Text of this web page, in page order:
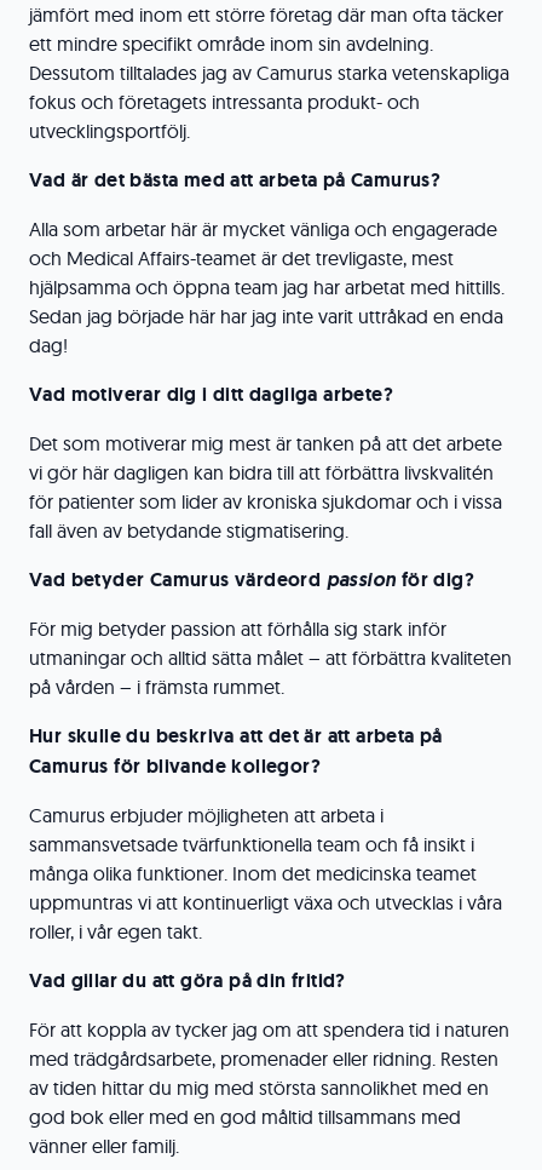
jämfört med inom ett större företag där man ofta täcker
ett mindre specifikt område inom sin avdelning.
Dessutom tilltalades jag av Camurus starka vetenskapliga
fokus och företagets intressanta produkt- och
utvecklingsportfölj.
Vad är det bästa med att arbeta på Camurus?
Alla som arbetar här är mycket vänliga och engagerade
och Medical Affairs-teamet är det trevligaste, mest
hjälpsamma och öppna team jag har arbetat med hittills.
Sedan jag började här har jag inte varit uttråkad en enda
dag!
Vad motiverar dig i ditt dagliga arbete?
Det som motiverar mig mest är tanken på att det arbete
vi gör här dagligen kan bidra till att förbättra livskvalitén
för patienter som lider av kroniska sjukdomar och i vissa
fall även av betydande stigmatisering.
Vad betyder Camurus värdeord passion för dig?
För mig betyder passion att förhålla sig stark inför
utmaningar och alltid sätta målet – att förbättra kvaliteten
på vården – i främsta rummet.
Hur skulle du beskriva att det är att arbeta på
Camurus för blivande kollegor?
Camurus erbjuder möjligheten att arbeta i
sammansvetsade tvärfunktionella team och få insikt i
många olika funktioner. Inom det medicinska teamet
uppmuntras vi att kontinuerligt växa och utvecklas i våra
roller, i vår egen takt.
Vad gillar du att göra på din fritid?
För att koppla av tycker jag om att spendera tid i naturen
med trädgårdsarbete, promenader eller ridning. Resten
av tiden hittar du mig med största sannolikhet med en
god bok eller med en god måltid tillsammans med
vänner eller familj.